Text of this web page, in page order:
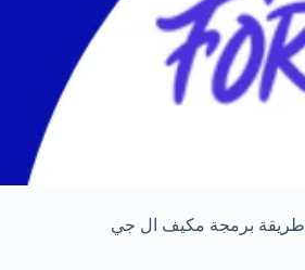
طريقة برمجة مكيف ال جي